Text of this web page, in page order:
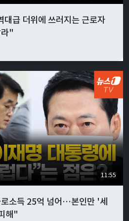
급 더위에 쓰러지는 근로자
라"
11:55
소득 25억 넘어…본인만 '세
해"